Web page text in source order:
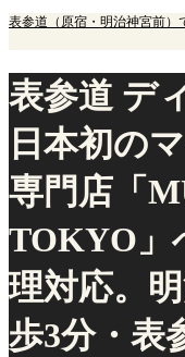
表参道（原宿・明治神宮前）
表参道 デ
日本初の
専門店「
TOKYO」
理対応。
歩3分・表